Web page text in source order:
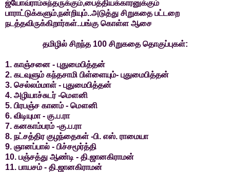
ஜ்யோவ்ராம்சுந்தருக்கும்,பைத்தியக்காரனுக்கும்
பாராட்டுக்களும்,நன்றியும்..அடுத்து சிறுகதை பட்டறை
நடத்தவிருக்கிறார்கள்..பங்கு கொள்ள ஆசை
தமிழில் சிறந்த 100 சிறுகதை தொகுப்புகள்:
1. காஞ்சனை - புதுமைபித்தன்
2. கடவுளும் கந்தசாமி பிள்ளையும்- புதுமைபித்தன்
3. செல்லம்மாள் - புதுமைபித்தன்
4. அழியாச்சுடர் -மௌனி
5. பிரபஞ்ச கானம் - மௌனி
6. விடியுமா - கு.ப.ரா
7. கனகாம்பரம் -கு.ப.ரா
8. நட்சத்திர குழந்தைகள் -பி. எஸ். ராமையா
9. ஞானப்பால் - பிச்சமூர்த்தி
10. பஞ்சத்து ஆண்டி - தி.ஜானகிராமன்
11. பாயசம் - தி.ஜானகிராமன்